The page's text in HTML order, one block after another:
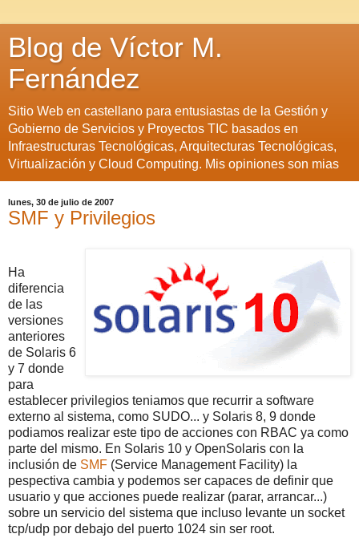
Blog de Víctor M.
Fernández
Sitio Web en castellano para entusiastas de la Gestión y
Gobierno de Servicios y Proyectos TIC basados en
Infraestructuras Tecnológicas, Arquitecturas Tecnológicas,
Virtualización y Cloud Computing. Mis opiniones son mias
lunes, 30 de julio de 2007
SMF y Privilegios
Ha
diferencia
de las
versiones
anteriores
de Solaris 6
y 7 donde
para
establecer privilegios teniamos que recurrir a software
externo al sistema, como SUDO... y Solaris 8, 9 donde
podiamos realizar este tipo de acciones con RBAC ya como
parte del mismo. En Solaris 10 y OpenSolaris con la
inclusión de SMF (Service Management Facility) la
pespectiva cambia y podemos ser capaces de definir que
usuario y que acciones puede realizar (parar, arrancar...)
sobre un servicio del sistema que incluso levante un socket
tcp/udp por debajo del puerto 1024 sin ser root.